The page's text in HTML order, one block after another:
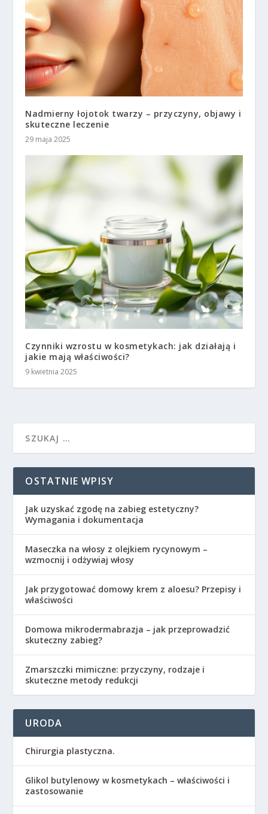
Nadmierny łojotok twarzy – przyczyny, objawy i
skuteczne leczenie
29 maja 2025
Czynniki wzrostu w kosmetykach: jak działają i
jakie mają właściwości?
9 kwietnia 2025
OSTATNIE WPISY
Jak uzyskać zgodę na zabieg estetyczny?
Wymagania i dokumentacja
Maseczka na włosy z olejkiem rycynowym –
wzmocnij i odżywiaj włosy
Jak przygotować domowy krem z aloesu? Przepisy i
właściwości
Domowa mikrodermabrazja – jak przeprowadzić
skuteczny zabieg?
Zmarszczki mimiczne: przyczyny, rodzaje i
skuteczne metody redukcji
URODA
Chirurgia plastyczna.
Glikol butylenowy w kosmetykach – właściwości i
zastosowanie